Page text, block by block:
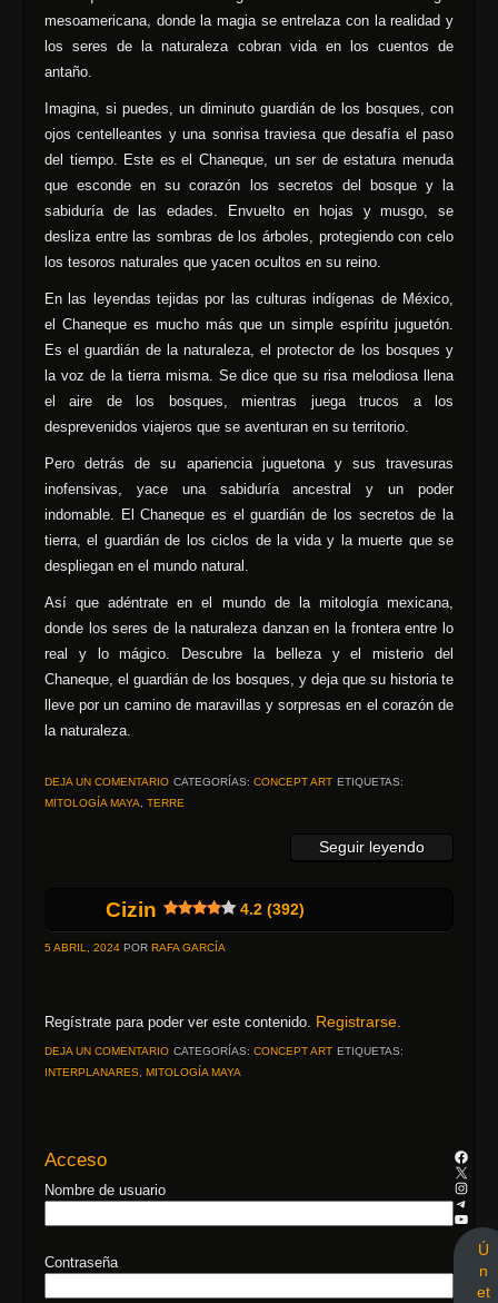
mesoamericana, donde la magia se entrelaza con la realidad y
los seres de la naturaleza cobran vida en los cuentos de
antaño.
Imagina, si puedes, un diminuto guardián de los bosques, con
ojos centelleantes y una sonrisa traviesa que desafía el paso
del tiempo. Este es el Chaneque, un ser de estatura menuda
que esconde en su corazón los secretos del bosque y la
sabiduría de las edades. Envuelto en hojas y musgo, se
desliza entre las sombras de los árboles, protegiendo con celo
los tesoros naturales que yacen ocultos en su reino.
En las leyendas tejidas por las culturas indígenas de México,
el Chaneque es mucho más que un simple espíritu juguetón.
Es el guardián de la naturaleza, el protector de los bosques y
la voz de la tierra misma. Se dice que su risa melodiosa llena
el aire de los bosques, mientras juega trucos a los
desprevenidos viajeros que se aventuran en su territorio.
Pero detrás de su apariencia juguetona y sus travesuras
inofensivas, yace una sabiduría ancestral y un poder
indomable. El Chaneque es el guardián de los secretos de la
tierra, el guardián de los ciclos de la vida y la muerte que se
despliegan en el mundo natural.
Así que adéntrate en el mundo de la mitología mexicana,
donde los seres de la naturaleza danzan en la frontera entre lo
real y lo mágico. Descubre la belleza y el misterio del
Chaneque, el guardián de los bosques, y deja que su historia te
lleve por un camino de maravillas y sorpresas en el corazón de
la naturaleza.
Seguir leyendo
DEJA UN COMENTARIO CATEGORÍAS: CONCEPT ART ETIQUETAS:
MITOLOGÍA MAYA
TERRE
Cizin 4.2 (392)
5 ABRIL, 2024 POR RAFA GARCÍA
Regístrate para poder ver este contenido. Registrarse.
DEJA UN COMENTARIO CATEGORÍAS: CONCEPT ART ETIQUETAS:
INTERPLANARES MITOLOGÍA MAYA
Acceso
Nombre de usuario
Contraseña
Ú
n
et